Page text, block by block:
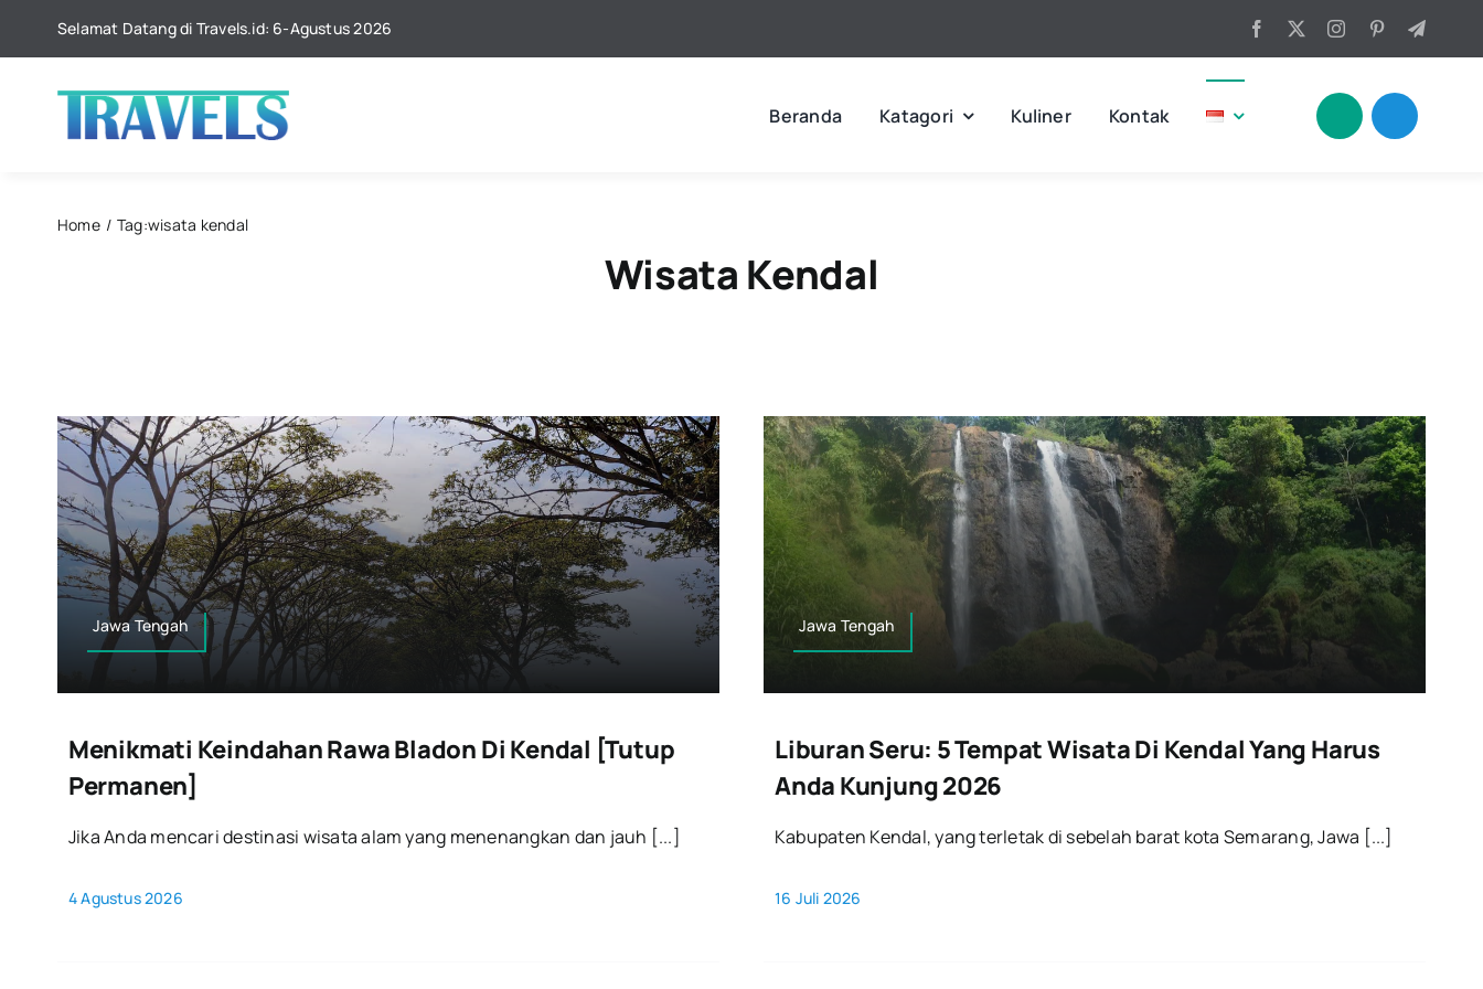
Selamat Datang di Travels.id: 6-Agustus 2026
Beranda Katagori Kuliner Kontak
Home Tag:wisata kendal
Wisata Kendal
Jawa Tengah
Menikmati Keindahan Rawa Bladon Di Kendal [Tutup
Permanen]
Jika Anda mencari destinasi wisata alam yang menenangkan dan jauh [...]
4 Agustus 2026
Jawa Tengah
Liburan Seru: 5 Tempat Wisata Di Kendal Yang Harus
Anda Kunjung 2026
Kabupaten Kendal, yang terletak di sebelah barat kota Semarang, Jawa [...]
16 Juli 2026